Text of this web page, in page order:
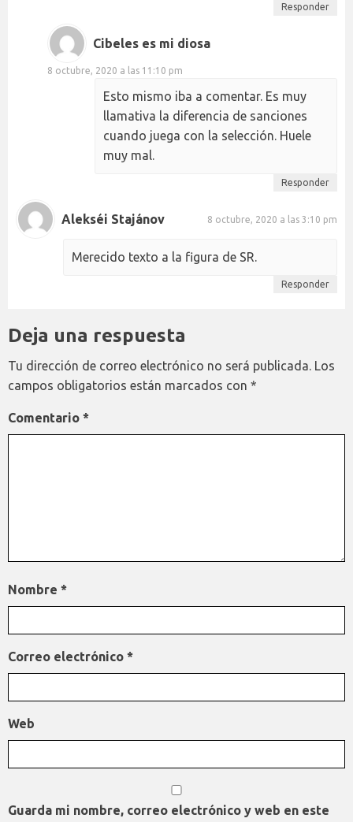
Responder
Cibeles es mi diosa
8 octubre, 2020 a las 11:10 pm
Esto mismo iba a comentar. Es muy
llamativa la diferencia de sanciones
cuando juega con la selección. Huele
muy mal.
Responder
Alekséi Stajánov 8 octubre, 2020 a las 3:10 pm
Merecido texto a la figura de SR.
Responder
Deja una respuesta
Tu dirección de correo electrónico no será publicada. Los
campos obligatorios están marcados con *
Comentario *
Nombre *
Correo electrónico *
Web
Guarda mi nombre, correo electrónico y web en este